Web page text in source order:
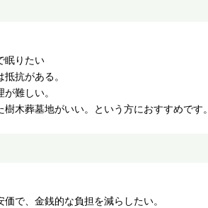
眠りたい
抗がある。
難しい。
木葬墓地がいい。という方におすすめです。
で、金銭的な負担を減らしたい。